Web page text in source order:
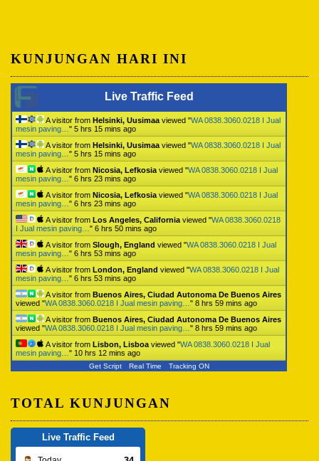
KUNJUNGAN HARI INI
Live Traffic Feed
A visitor from Helsinki, Uusimaa viewed "WA 0838.3060.0218 I Jual
mesin paving… " 5 hrs 15 mins ago
A visitor from Helsinki, Uusimaa viewed "WA 0838.3060.0218 I Jual
mesin paving… " 5 hrs 15 mins ago
A visitor from Nicosia, Lefkosia viewed "WA 0838.3060.0218 I Jual
mesin paving… " 6 hrs 23 mins ago
A visitor from Nicosia, Lefkosia viewed "WA 0838.3060.0218 I Jual
mesin paving… " 6 hrs 23 mins ago
A visitor from Los Angeles, California viewed "WA 0838.3060.0218
I Jual mesin paving… " 6 hrs 50 mins ago
A visitor from Slough, England viewed "WA 0838.3060.0218 I Jual
mesin paving… " 6 hrs 53 mins ago
A visitor from London, England viewed "WA 0838.3060.0218 I Jual
mesin paving… " 6 hrs 53 mins ago
A visitor from Buenos Aires, Ciudad Autonoma De Buenos Aires
viewed "WA 0838.3060.0218 I Jual mesin paving… " 8 hrs 59 mins ago
A visitor from Buenos Aires, Ciudad Autonoma De Buenos Aires
viewed "WA 0838.3060.0218 I Jual mesin paving… " 8 hrs 59 mins ago
A visitor from Lisbon, Lisboa viewed "WA 0838.3060.0218 I Jual
mesin paving… " 10 hrs 12 mins ago
Get Script Real Time Tracking ON
TOTAL KUNJUNGAN
Live Traffic Feed